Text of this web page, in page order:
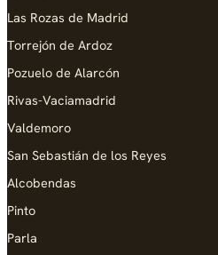
Las Rozas de Madrid
Torrejón de Ardoz
Pozuelo de Alarcón
Rivas-Vaciamadrid
Valdemoro
San Sebastián de los Reyes
Alcobendas
Pinto
Parla